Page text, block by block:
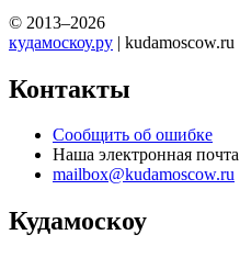
© 2013–2026
кудамоскоу.ру | kudamoscow.ru
Контакты
Сообщить об ошибке
Наша электронная почта
mailbox@kudamoscow.ru
Кудамоскоу